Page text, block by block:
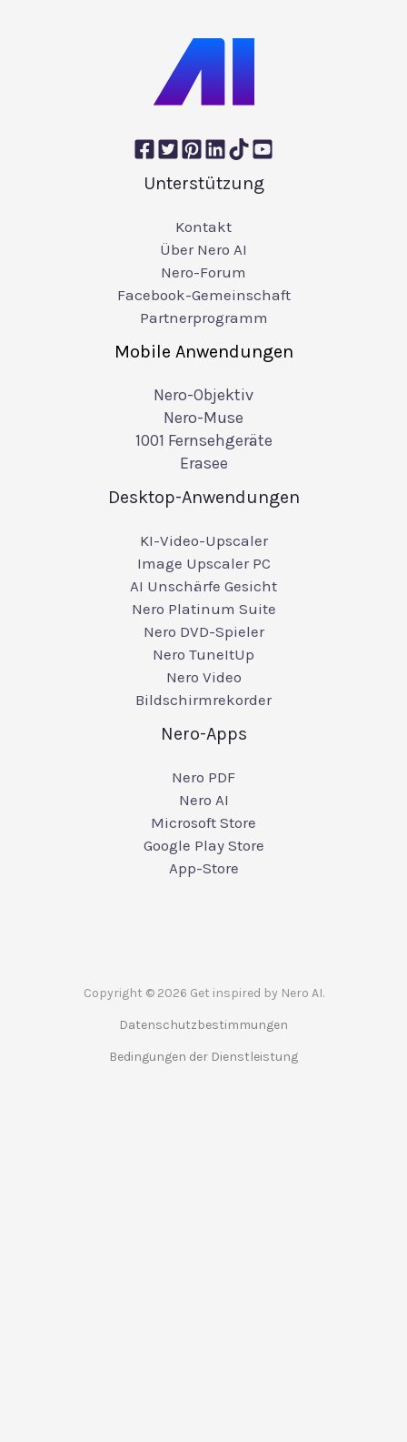
Unterstützung
Kontakt
Über Nero AI
Nero-Forum
Facebook-Gemeinschaft
Partnerprogramm
Mobile Anwendungen
Nero-Objektiv
Nero-Muse
1001 Fernsehgeräte
Erasee
Desktop-Anwendungen
KI-Video-Upscaler
Image Upscaler PC
AI Unschärfe Gesicht
Nero Platinum Suite
Nero DVD-Spieler
Nero TuneItUp
Nero Video
Bildschirmrekorder
Nero-Apps
Nero PDF
Nero AI
Microsoft Store
Google Play Store
App-Store
Copyright © 2026 Get inspired by Nero AI.
Datenschutzbestimmungen
Bedingungen der Dienstleistung